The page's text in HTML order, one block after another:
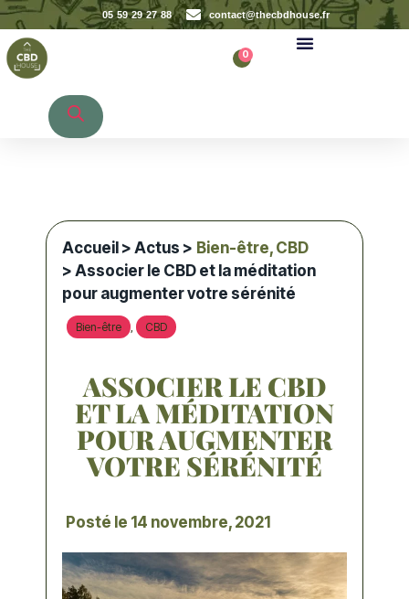
05 59 29 27 88 contact@thecbdhouse.fr
0
Accueil >Actus > Bien-être, CBD
> Associer le CBD et la méditation
pour augmenter votre sérénité
Bien-être , CBD
ASSOCIER LE CBD
ET LA MÉDITATION
POUR AUGMENTER
VOTRE SÉRÉNITÉ
Posté le 14 novembre, 2021